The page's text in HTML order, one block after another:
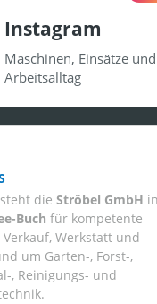
Instagram
Maschinen, Einsätze
Arbeitsalltag
steht die Ströbel GmbH in
Buch für kompetente
Verkauf, Werkstatt und
um Garten-, Forst-,
, Reinigungs- und